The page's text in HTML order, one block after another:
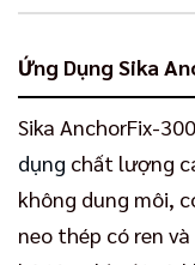
Ứng Dụng Sika
Sika AnchorFix-
dụng chất lượng
không dung môi,
neo thép có ren